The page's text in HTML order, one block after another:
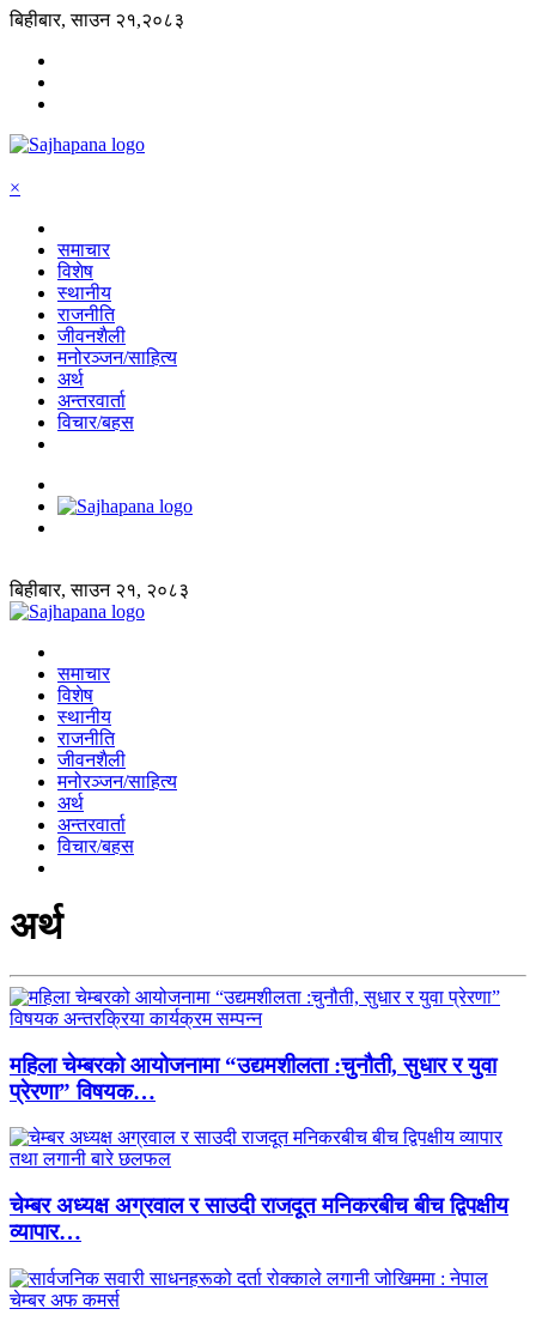
बिहीबार, साउन २१,२०८३
×
समाचार
विशेष
स्थानीय
राजनीति
जीवनशैली
मनोरञ्जन/साहित्य
अर्थ
अन्तरवार्ता
विचार/बहस
बिहीबार, साउन २१, २०८३
समाचार
विशेष
स्थानीय
राजनीति
जीवनशैली
मनोरञ्जन/साहित्य
अर्थ
अन्तरवार्ता
विचार/बहस
अर्थ
महिला चेम्बरको आयोजनामा “उद्यमशीलता :चुनौती, सुधार र युवा
प्रेरणा” विषयक…
चेम्बर अध्यक्ष अग्रवाल र साउदी राजदूत मनिकरबीच बीच द्विपक्षीय
व्यापार…